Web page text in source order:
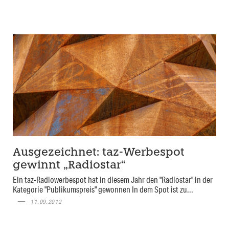
Ausgezeichnet: taz-Werbespot
gewinnt „Radiostar“
Ein taz-Radiowerbespot hat in diesem Jahr den "Radiostar" in der
Kategorie "Publikumspreis" gewonnen In dem Spot ist zu...
11.09.2012